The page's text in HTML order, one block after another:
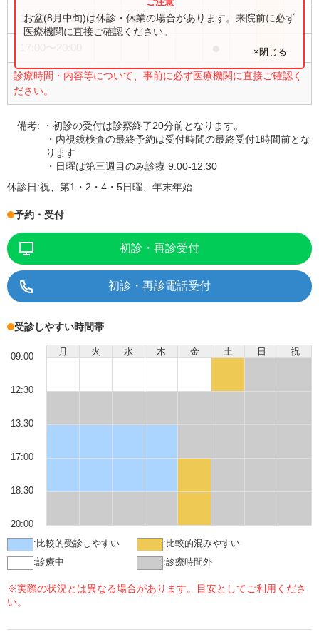
13:30〜18:30 ● ● ● ●
診療時間・内容等について、事前に必ず医療機関に直接ご確認く
ださい。
お盆(8月中旬)は休診・休業の場合があります。来院前に必ず
医療機関に直接ご確認ください。
×閉じる
備考:
・初診の受付は診察終了20分前となります。
・内視鏡検査の最終予約は受付時間の最終受付1時間前とな
ります
・日曜は第三週目のみ診療 9:00-12:30
休診日:祝、第1・2・4・5日曜、年末年始
予約・受付
初診・再診受付
初診・再診電話受付
受診しやすい時間帯
月 火 水 木 金 土 日 祝
09:00
12:30
13:30
17:00
18:30
20:00
: 比較的受診しやすい : 比較的混みやすい
:診療中 :診療時間外
※実際の状況とは異なる場合があります。目安としてご利用くださ
い。